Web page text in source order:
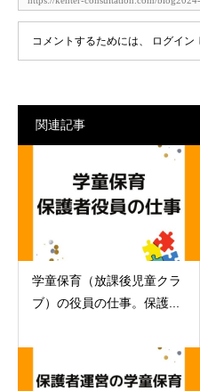
コメントするためには、 ログイン
関連記事
学童保育（放課後児童クラ
ブ）の役員の仕事。保護...